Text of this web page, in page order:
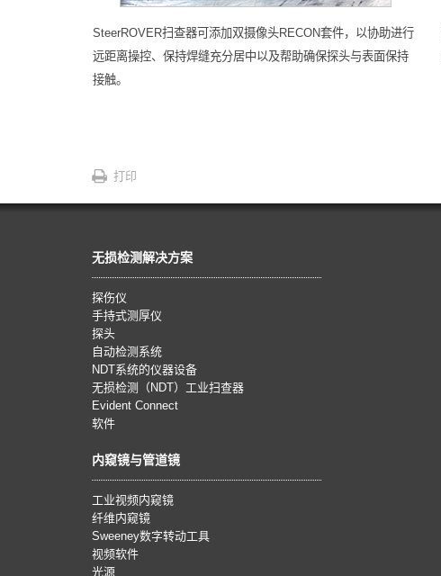
SteerROVER扫查器可添加双摄像头RECON套件，以协助进行
远距离操控、保持焊缝充分居中以及帮助确保探头与表面保持
接触。
打印
无损检测解决方案
探伤仪
手持式测厚仪
探头
自动检测系统
NDT系统的仪器设备
无损检测（NDT）工业扫查器
Evident Connect
软件
内窥镜与管道镜
工业视频内窥镜
纤维内窥镜
Sweeney数字转动工具
视频软件
光源